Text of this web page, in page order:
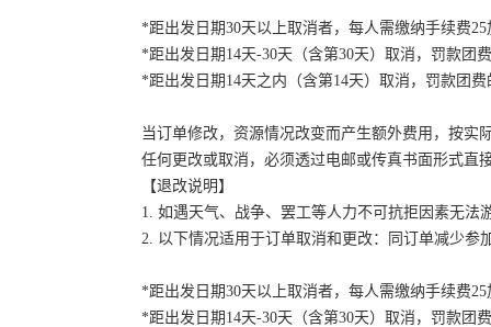
*距出发日期30天以上取消者，每人需缴纳手续费
*距出发日期14天-30天（含第30天）取消，罚款团
*距出发日期14天之内（含第14天）取消，罚款团费
当订单修改，资源情况改变而产生额外费用，按实
任何更改或取消，必须透过电邮或传真书面形式直
【退改说明】
1. 如遇天气、战争、罢工等人力不可抗拒因素无
2. 以下情况适用于订单取消和更改：同订单减少
*距出发日期30天以上取消者，每人需缴纳手续费
*距出发日期14天-30天（含第30天）取消，罚款团